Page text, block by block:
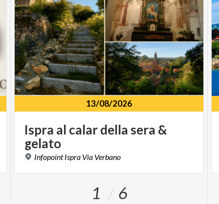
13/08/2026
Ispra al calardella sera &
gelato
Infopoint Ispra Via Verbano
1 6